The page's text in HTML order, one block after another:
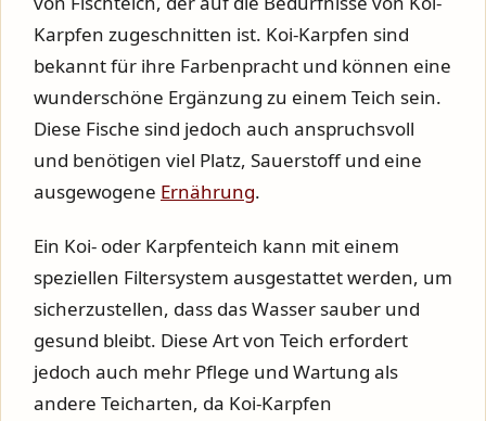
Karpfen zugeschnitten ist. Koi-Karpfen sind
bekannt für ihre Farbenpracht und können eine
wunderschöne Ergänzung zu einem Teich sein.
Diese Fische sind jedoch auch anspruchsvoll
und benötigen viel Platz, Sauerstoff und eine
ausgewogene Ernährung.
Ein Koi- oder Karpfenteich kann mit einem
speziellen Filtersystem ausgestattet werden, um
sicherzustellen, dass das Wasser sauber und
gesund bleibt. Diese Art von Teich erfordert
jedoch auch mehr Pflege und Wartung als
andere Teicharten, da Koi-Karpfen